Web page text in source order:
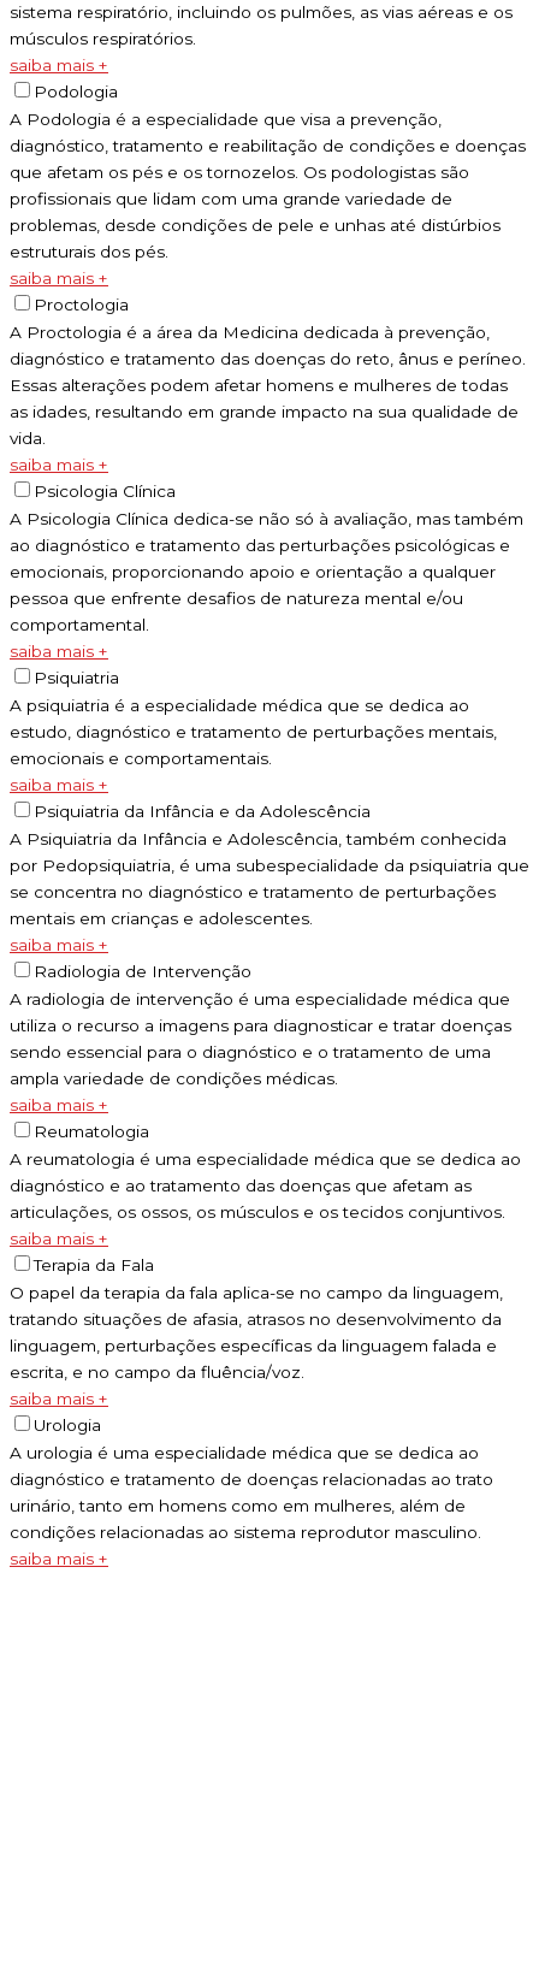
sistema respiratório, incluindo os pulmões, as vias aéreas e os
músculos respiratórios.
saiba mais +
Podologia
A Podologia é a especialidade que visa a prevenção,
diagnóstico, tratamento e reabilitação de condições e doenças
que afetam os pés e os tornozelos. Os podologistas são
profissionais que lidam com uma grande variedade de
problemas, desde condições de pele e unhas até distúrbios
estruturais dos pés.
saiba mais +
Proctologia
A Proctologia é a área da Medicina dedicada à prevenção,
diagnóstico e tratamento das doenças do reto, ânus e períneo.
Essas alterações podem afetar homens e mulheres de todas
as idades, resultando em grande impacto na sua qualidade de
vida.
saiba mais +
Psicologia Clínica
A Psicologia Clínica dedica-se não só à avaliação, mas também
ao diagnóstico e tratamento das perturbações psicológicas e
emocionais, proporcionando apoio e orientação a qualquer
pessoa que enfrente desafios de natureza mental e/ou
comportamental.
saiba mais +
Psiquiatria
A psiquiatria é a especialidade médica que se dedica ao
estudo, diagnóstico e tratamento de perturbações mentais,
emocionais e comportamentais.
saiba mais +
Psiquiatria da Infância e da Adolescência
A Psiquiatria da Infância e Adolescência, também conhecida
por Pedopsiquiatria, é uma subespecialidade da psiquiatria que
se concentra no diagnóstico e tratamento de perturbações
mentais em crianças e adolescentes.
saiba mais +
Radiologia de Intervenção
A radiologia de intervenção é uma especialidade médica que
utiliza o recurso a imagens para diagnosticar e tratar doenças
sendo essencial para o diagnóstico e o tratamento de uma
ampla variedade de condições médicas.
saiba mais +
Reumatologia
A reumatologia é uma especialidade médica que se dedica ao
diagnóstico e ao tratamento das doenças que afetam as
articulações, os ossos, os músculos e os tecidos conjuntivos.
saiba mais +
Terapia da Fala
O papel da terapia da fala aplica-se no campo da linguagem,
tratando situações de afasia, atrasos no desenvolvimento da
linguagem, perturbações específicas da linguagem falada e
escrita, e no campo da fluência/voz.
saiba mais +
Urologia
A urologia é uma especialidade médica que se dedica ao
diagnóstico e tratamento de doenças relacionadas ao trato
urinário, tanto em homens como em mulheres, além de
condições relacionadas ao sistema reprodutor masculino.
saiba mais +